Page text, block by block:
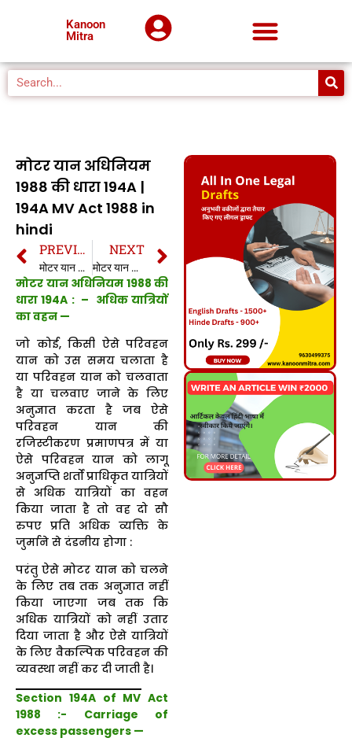
Kanoon
Mitra
मोटर यान अधिनियम
1988 की धारा 194A |
194A MV Act 1988 in
hindi
PREVIOUS
मोटर यान अधिनियम 1988 की धारा 194 | 194 MV Act 1988 in hindi
NEXT
मोटर यान अधिनियम 1988 की धारा 194B | 194B MV Act 1988 in hindi
मोटर यान अधिनियम 1988 की
धारा 194A : – अधिक यात्रियों
का वहन —
जो कोई, किसी ऐसे परिवहन
यान को उस समय चलाता है
या परिवहन यान को चलवाता
है या चलवाए जाने के लिए
अनुज्ञात करता है जब ऐसे
परिवहन यान की
रजिस्टीकरण प्रमाणपत्र में या
ऐसे परिवहन यान को लागू
अनुज्ञप्ति शर्तों प्राधिकृत यात्रियों
से अधिक यात्रियों का वहन
किया जाता है तो वह दो सौ
रुपए प्रति अधिक व्यक्ति के
जुर्माने से दंडनीय होगा :
परंतु ऐसे मोटर यान को चलने
के लिए तब तक अनुज्ञात नहीं
किया जाएगा जब तक कि
अधिक यात्रियों को नहीं उतार
दिया जाता है और ऐसे यात्रियों
के लिए वैकल्पिक परिवहन की
व्यवस्था नहीं कर दी जाती है।
Section 194A of MV Act
1988 :- Carriage of
excess passengers —